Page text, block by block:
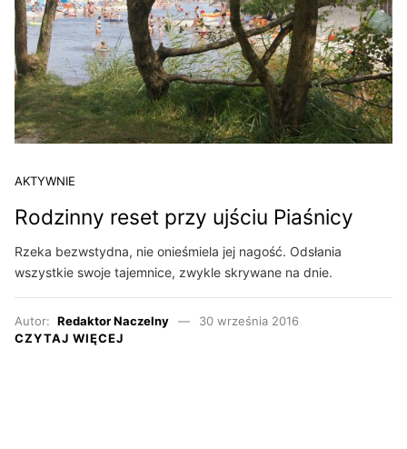
AKTYWNIE
Rodzinny reset przy ujściu Piaśnicy
Rzeka bezwstydna, nie onieśmiela jej nagość. Odsłania
wszystkie swoje tajemnice, zwykle skrywane na dnie.
Autor: Redaktor Naczelny
30 września 2016
CZYTAJ WIĘCEJ